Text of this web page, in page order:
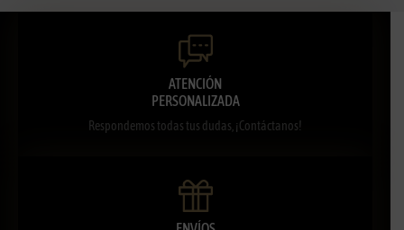
ATENCIÓN
PERSONALIZADA
Respondemos todas tus dudas, ¡Contáctanos!